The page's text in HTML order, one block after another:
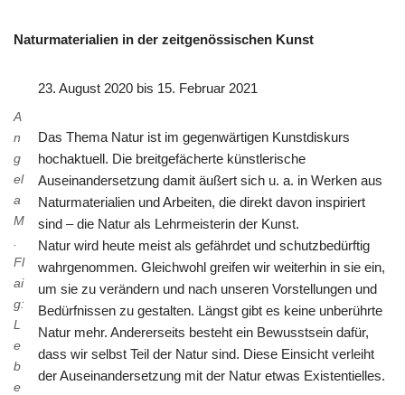
Naturmaterialien in der zeitgenössischen Kunst
A
n
g
el
a
M
Fl
ai
g:
L
e
b
e
23. August 2020 bis 15. Februar 2021
Das Thema Natur ist im gegenwärtigen Kunstdiskurs
hochaktuell. Die breitgefächerte künstlerische
Auseinandersetzung damit äußert sich u. a. in Werken aus
Naturmaterialien und Arbeiten, die direkt davon inspiriert
sind – die Natur als Lehrmeisterin der Kunst.
Natur wird heute meist als gefährdet und schutzbedürftig
wahrgenommen. Gleichwohl greifen wir weiterhin in sie ein,
um sie zu verändern und nach unseren Vorstellungen und
Bedürfnissen zu gestalten. Längst gibt es keine unberührte
Natur mehr. Andererseits besteht ein Bewusstsein dafür,
dass wir selbst Teil der Natur sind. Diese Einsicht verleiht
der Auseinandersetzung mit der Natur etwas Existentielles.